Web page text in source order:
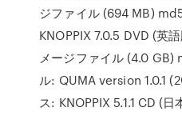
ジファイル (694 MB)
KNOPPIX 7.0.5 DVD (英
メージファイル (4.0 GB)
ル: QUMA version 1.0.1
ス: KNOPPIX 5.1.1 CD (日